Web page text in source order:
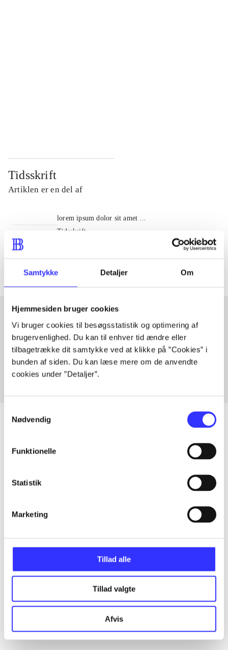
Samtykke Detaljer Om
Hjemmesiden bruger cookies
Vi bruger cookies til besøgsstatistik og optimering af
brugervenlighed. Du kan til enhver tid ændre eller
tilbagetrække dit samtykke ved at klikke på ”Cookies” i
bunden af siden. Du kan læse mere om de anvendte
cookies under ”Detaljer”.
Nødvendig
Funktionelle
Statistik
Marketing
Tillad alle
Tillad valgte
Afvis
Tidsskrift
Artiklen er en del af
lorem ipsum dolor sit amet ...
Tidsskrift
Artiklerne i
Artikler med samme emner
Fra
Artikler